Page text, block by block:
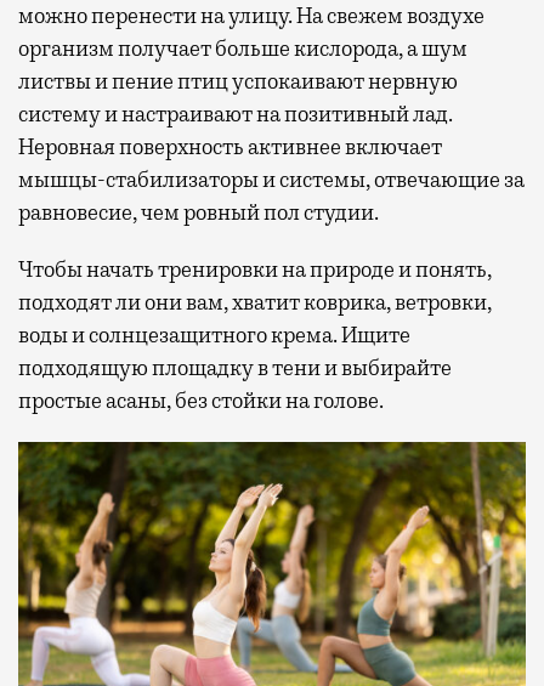
можно перенести на улицу. На свежем воздухе
организм получает больше кислорода, а шум
листвы и пение птиц успокаивают нервную
систему и настраивают на позитивный лад.
Неровная поверхность активнее включает
мышцы-стабилизаторы и системы, отвечающие за
равновесие, чем ровный пол студии.
Чтобы начать тренировки на природе и понять,
подходят ли они вам, хватит коврика, ветровки,
воды и солнцезащитного крема. Ищите
подходящую площадку в тени и выбирайте
простые асаны, без стойки на голове.